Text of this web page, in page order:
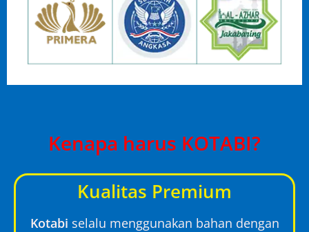
Kenapa harus KOTABI?
Kualitas Premium
Kotabi selalu menggunakan bahan dengan